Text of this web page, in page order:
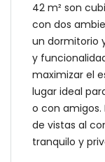
42 m² son
con dos
un dormitorio
y
maximizar el
lugar ideal
o con amigos.
de vistas al
tranquilo y